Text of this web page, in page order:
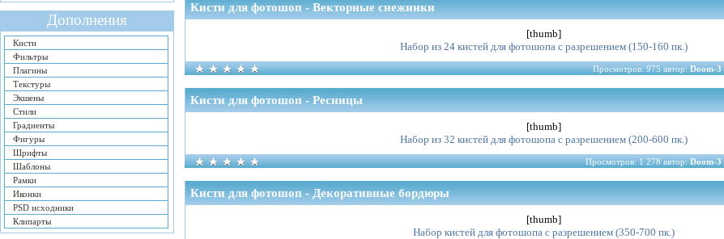
Дополнения
Кисти
Фильтры
Плагины
Текстуры
Экшены
Стили
Градиенты
Фигуры
Шрифты
Шаблоны
Рамки
Иконки
PSD исходники
Клипарты
Кисти для фотошоп - Векторные снежинки
[thumb]
Набор из 24 кистей для фотошопа с разрешением (150-160 пк.)
Просмотров: 975 автор:Doom-3
Кисти для фотошоп - Ресницы
[thumb]
Набор из 32 кистей для фотошопа с разрешением (200-600 пк.)
Просмотров: 1 278 автор:Doom-3
Кисти для фотошоп - Декоративные бордюры
[thumb]
Набор кистей для фотошопа с разрешением (350-700 пк.)